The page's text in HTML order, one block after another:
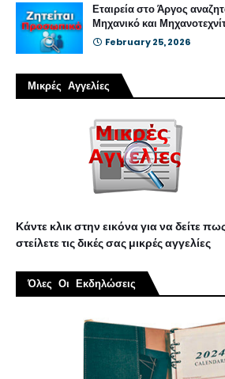
Εταιρεία στο Άργος
Μηχανικό και
February 25, 2026
Μικρές Αγγελίες
Κάντε κλικ στην εικόνα για να δείτε
στείλετε τις δικές σας μικρές αγγελίες
Όλες Οι Εκδηλώσεις